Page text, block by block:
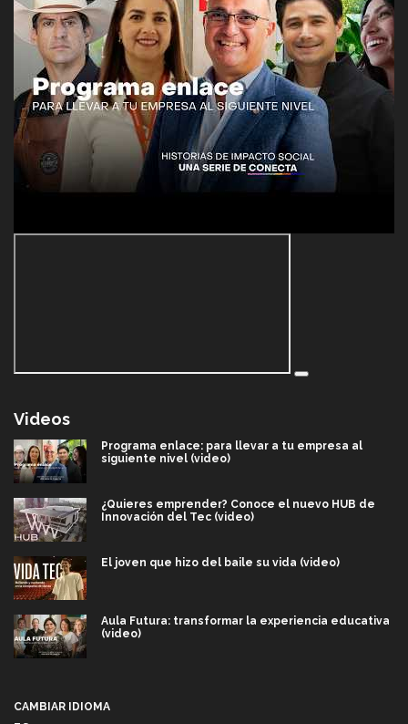
Videos
Programa enlace: para llevar a tu empresa al
siguiente nivel (video)
¿Quieres emprender? Conoce el nuevo HUB de
Innovación del Tec (video)
El joven que hizo del baile su vida (video)
Aula Futura: transformar la experiencia educativa
(video)
CAMBIAR IDIOMA